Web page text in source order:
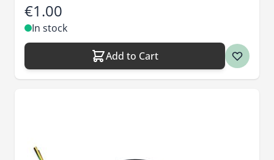
€1.00
In stock
Add to Cart